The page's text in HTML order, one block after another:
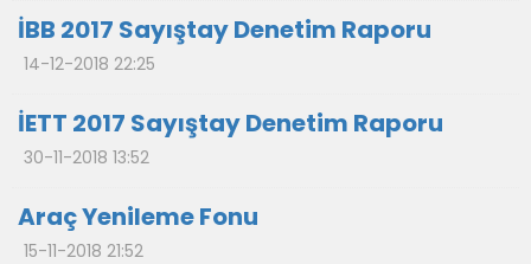
İBB 2017 Sayıştay Denetim Raporu
14-12-2018 22:25
İETT 2017 Sayıştay Denetim Raporu
30-11-2018 13:52
Araç Yenileme Fonu
15-11-2018 21:52